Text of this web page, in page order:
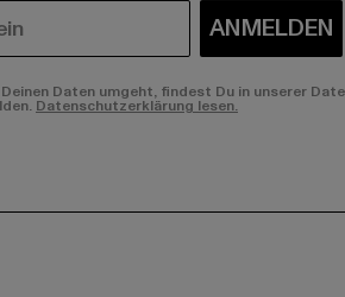
ANMELDEN
Daten umgeht, findest Du in unserer
Datenschutzerklärung lesen.